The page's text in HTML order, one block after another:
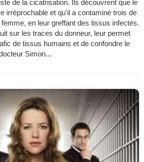
de la cicatrisation. Ils découvrent que le
irréprochable et qu'il a contaminé trois de
en leur greffant des tissus infectés.
sur les traces du donneur, leur permet
de tissus humains et de confondre le
Simon...